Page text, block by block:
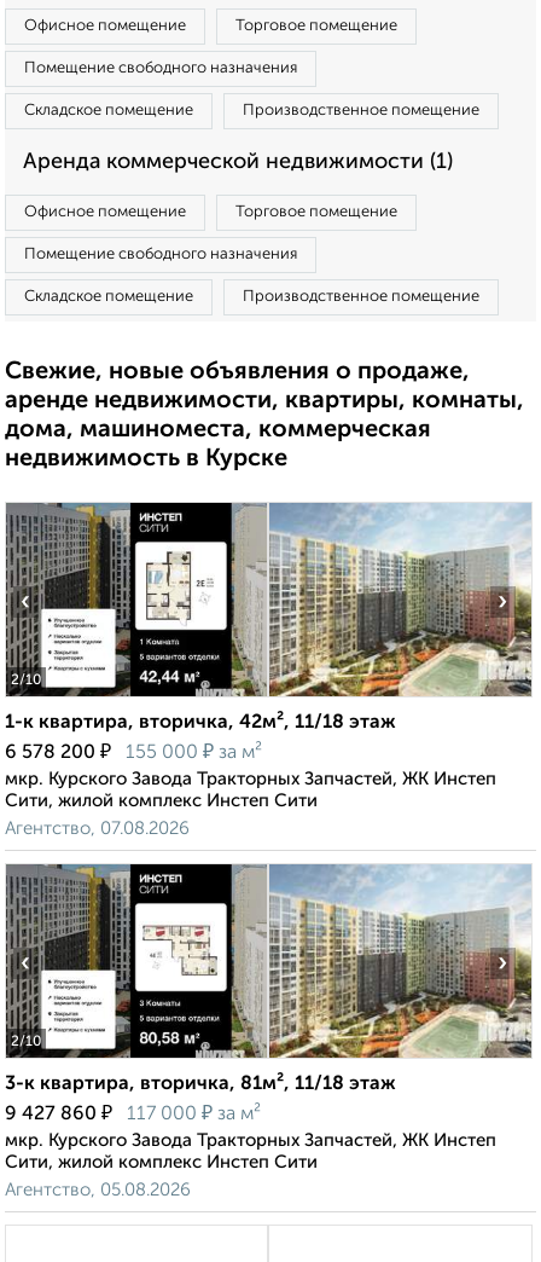
Офисное помещение Торговое помещение
Помещение свободного назначения
Складское помещение Производственное помещение
Аренда коммерческой недвижимости (1)
Офисное помещение Торговое помещение
Помещение свободного назначения
Складское помещение Производственное помещение
Свежие, новые объявления о продаже,
аренде недвижимости, квартиры, комнаты,
дома, машиноместа, коммерческая
недвижимость в Курске
2/10
‹ ›
1-к квартира, вторичка, 42м², 11/18 этаж
6 578 200 ₽ 155 000 ₽ за м²
мкр. Курского Завода Тракторных Запчастей, ЖК Инстеп
Сити, жилой комплекс Инстеп Сити
Агентство, 07.08.2026
2/10
‹ ›
3-к квартира, вторичка, 81м², 11/18 этаж
9 427 860 ₽ 117 000 ₽ за м²
мкр. Курского Завода Тракторных Запчастей, ЖК Инстеп
Сити, жилой комплекс Инстеп Сити
Агентство, 05.08.2026